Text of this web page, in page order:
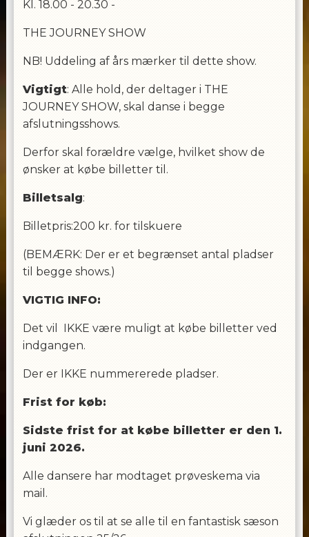
Kl. 18.00 - 20.30 -
THE JOURNEY SHOW
NB! Uddeling af års mærker til dette show.
Vigtigt: Alle hold, der deltager i THE
JOURNEY SHOW, skal danse i begge
afslutningsshows.
Derfor skal forældre vælge, hvilket show de
ønsker at købe billetter til.
Billetsalg:
Billetpris:200 kr. for tilskuere
(BEMÆRK: Der er et begrænset antal pladser
til begge shows.)
VIGTIG INFO:
Det vil IKKE være muligt at købe billetter ved
indgangen.
Der er IKKE nummererede pladser.
Frist for køb:
Sidste frist for at købe billetter er den 1.
juni 2026.
Alle dansere har modtaget prøveskema via
mail.
Vi glæder os til at se alle til en fantastisk sæson